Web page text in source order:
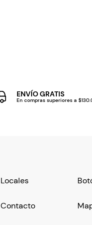
ENVÍO GRATIS
En compras superiores a
Locales
Contacto